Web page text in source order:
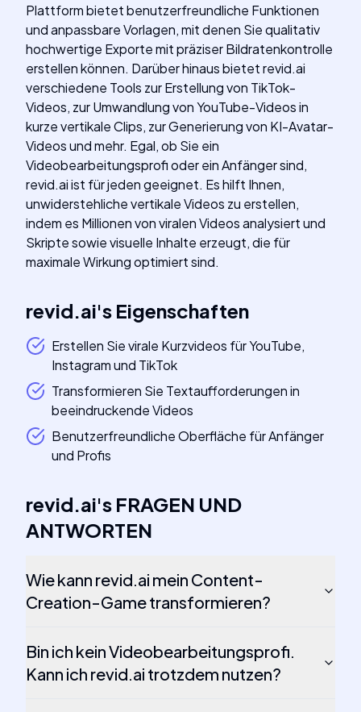
Plattform bietet benutzerfreundliche Funktionen
und anpassbare Vorlagen, mit denen Sie qualitativ
hochwertige Exporte mit präziser Bildratenkontrolle
erstellen können. Darüber hinaus bietet revid.ai
verschiedene Tools zur Erstellung von TikTok-
Videos, zur Umwandlung von YouTube-Videos in
kurze vertikale Clips, zur Generierung von KI-Avatar-
Videos und mehr. Egal, ob Sie ein
Videobearbeitungsprofi oder ein Anfänger sind,
revid.ai ist für jeden geeignet. Es hilft Ihnen,
unwiderstehliche vertikale Videos zu erstellen,
indem es Millionen von viralen Videos analysiert und
Skripte sowie visuelle Inhalte erzeugt, die für
maximale Wirkung optimiert sind.
revid.ai's Eigenschaften
Erstellen Sie virale Kurzvideos für YouTube,
Instagram und TikTok
Transformieren Sie Textaufforderungen in
beeindruckende Videos
Benutzerfreundliche Oberfläche für Anfänger
und Profis
revid.ai's FRAGEN UND
ANTWORTEN
Wie kann revid.ai mein Content-
Creation-Game transformieren?
Bin ich kein Videobearbeitungsprofi.
Kann ich revid.ai trotzdem nutzen?